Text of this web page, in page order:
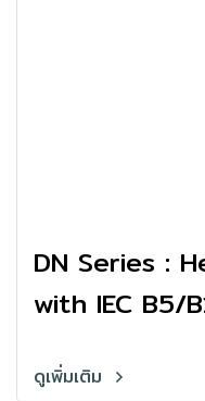
DN Series :
with IEC B5/
ดูเพิ่มเติม